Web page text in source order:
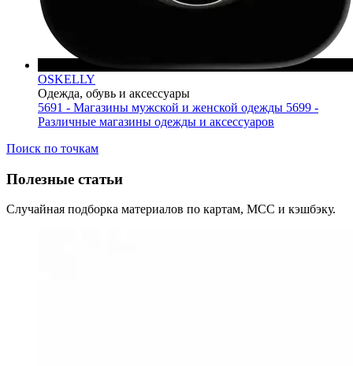
OSKELLY
Одежда, обувь и аксессуары
5691 - Магазины мужской и женской одежды 5699 -
Различные магазины одежды и аксессуаров
Поиск по точкам
Полезные статьи
Случайная подборка материалов по картам, MCC и кэшбэку.